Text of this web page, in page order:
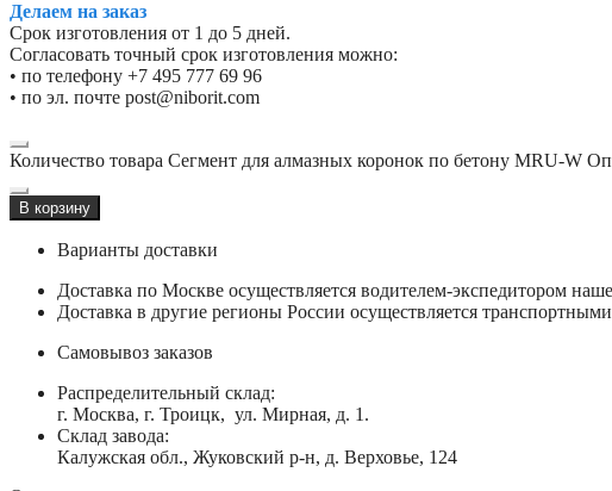
Делаем на заказ
Срок изготовления от 1 до 5 дней.
Согласовать точный срок изготовления можно:
• по телефону +7 495 777 69 96
• по эл. почте post@niborit.com
Количество товара Сегмент для алмазных коронок по бетону MRU-W
В корзину
Варианты доставки
Доставка по Москве осуществляется водителем-экспедитором
Доставка в другие регионы России осуществляется
Самовывоз заказов
Распределительный склад:
г. Москва, г. Троицк, ул. Мирная, д. 1.
Склад завода:
Калужская обл., Жуковский р-н, д. Верховье, 124